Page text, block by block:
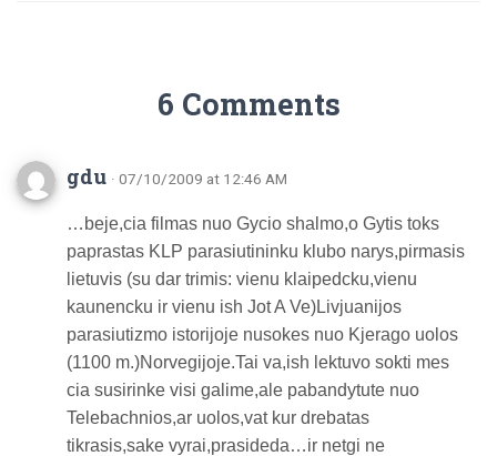
6 Comments
gdu · 07/10/2009 at 12:46 AM
…beje,cia filmas nuo Gycio shalmo,o Gytis toks
paprastas KLP parasiutininku klubo narys,pirmasis
lietuvis (su dar trimis: vienu klaipedcku,vienu
kaunencku ir vienu ish Jot A Ve)Livjuanijos
parasiutizmo istorijoje nusokes nuo Kjerago uolos
(1100 m.)Norvegijoje.Tai va,ish lektuvo sokti mes
cia susirinke visi galime,ale pabandytute nuo
Telebachnios,ar uolos,vat kur drebatas
tikrasis,sake vyrai,prasideda…ir netgi ne